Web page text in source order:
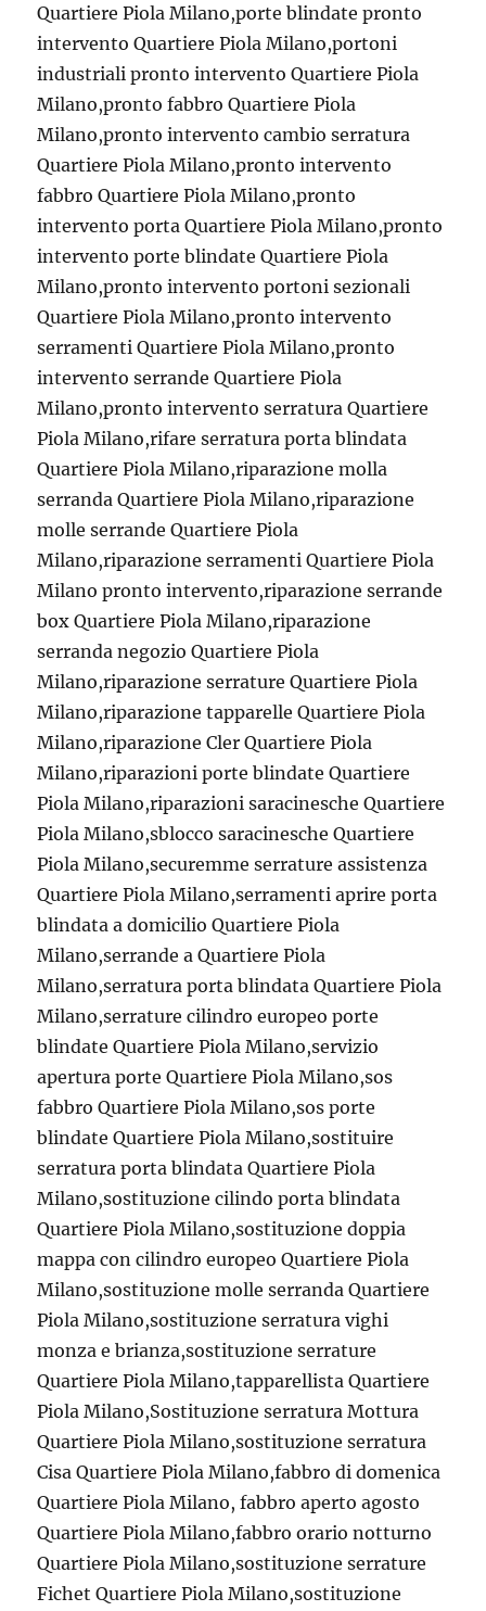
Quartiere Piola Milano,porte blindate pronto
intervento Quartiere Piola Milano,portoni
industriali pronto intervento Quartiere Piola
Milano,pronto fabbro Quartiere Piola
Milano,pronto intervento cambio serratura
Quartiere Piola Milano,pronto intervento
fabbro Quartiere Piola Milano,pronto
intervento porta Quartiere Piola Milano,pronto
intervento porte blindate Quartiere Piola
Milano,pronto intervento portoni sezionali
Quartiere Piola Milano,pronto intervento
serramenti Quartiere Piola Milano,pronto
intervento serrande Quartiere Piola
Milano,pronto intervento serratura Quartiere
Piola Milano,rifare serratura porta blindata
Quartiere Piola Milano,riparazione molla
serranda Quartiere Piola Milano,riparazione
molle serrande Quartiere Piola
Milano,riparazione serramenti Quartiere Piola
Milano pronto intervento,riparazione serrande
box Quartiere Piola Milano,riparazione
serranda negozio Quartiere Piola
Milano,riparazione serrature Quartiere Piola
Milano,riparazione tapparelle Quartiere Piola
Milano,riparazione Cler Quartiere Piola
Milano,riparazioni porte blindate Quartiere
Piola Milano,riparazioni saracinesche Quartiere
Piola Milano,sblocco saracinesche Quartiere
Piola Milano,securemme serrature assistenza
Quartiere Piola Milano,serramenti aprire porta
blindata a domicilio Quartiere Piola
Milano,serrande a Quartiere Piola
Milano,serratura porta blindata Quartiere Piola
Milano,serrature cilindro europeo porte
blindate Quartiere Piola Milano,servizio
apertura porte Quartiere Piola Milano,sos
fabbro Quartiere Piola Milano,sos porte
blindate Quartiere Piola Milano,sostituire
serratura porta blindata Quartiere Piola
Milano,sostituzione cilindo porta blindata
Quartiere Piola Milano,sostituzione doppia
mappa con cilindro europeo Quartiere Piola
Milano,sostituzione molle serranda Quartiere
Piola Milano,sostituzione serratura vighi
monza e brianza,sostituzione serrature
Quartiere Piola Milano,tapparellista Quartiere
Piola Milano,Sostituzione serratura Mottura
Quartiere Piola Milano,sostituzione serratura
Cisa Quartiere Piola Milano,fabbro di domenica
Quartiere Piola Milano, fabbro aperto agosto
Quartiere Piola Milano,fabbro orario notturno
Quartiere Piola Milano,sostituzione serrature
Fichet Quartiere Piola Milano,sostituzione